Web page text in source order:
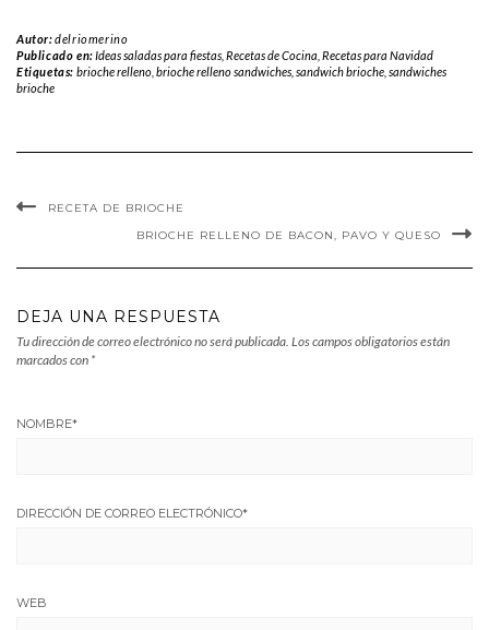
Autor:delriomerino
Publicado en:Ideas saladas para fiestas ,Recetas de Cocina ,Recetas para Navidad
Etiquetas: brioche relleno, brioche relleno sandwiches, sandwich brioche, sandwiches
brioche
RECETA DE BRIOCHE
BRIOCHE RELLENO DE BACON, PAVO Y QUESO
DEJA UNA RESPUESTA
Tu dirección de correo electrónico no será publicada. Los campos obligatorios están
marcados con *
NOMBRE*
DIRECCIÓN DE CORREO ELECTRÓNICO*
WEB